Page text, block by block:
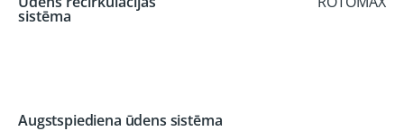
sistēma
Augstspiediena ūdens sistēma